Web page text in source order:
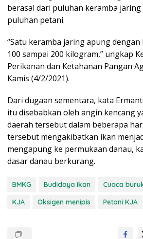
berasal dari puluhan keramba
puluhan petani.
“Satu keramba jaring apung
100 sampai 200 kilogram,” ungkap
Perikanan dan Ketahanan Pangan
Kamis (4/2/2021).
Dari dugaan sementara, kata
itu disebabkan oleh angin kencang
daerah tersebut dalam beberapa
tersebut mengakibatkan ikan
mengapung ke permukaan danau,
dasar danau berkurang.
BMKG Budidaya ikan Cuaca
KJA
Oksigen menipis Petani KJA